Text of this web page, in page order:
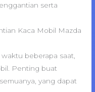
serta
Kaca Mobil Mazda
beberapa saat,
Penting buat
yang dapat